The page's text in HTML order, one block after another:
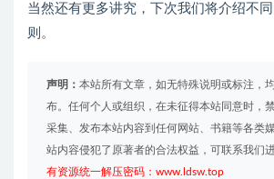
当然还有更多讲究，下次我们将介绍不
则。
声明： 本站所有文章，如无特殊说明或标注，
布。任何个人或组织，在未征得本站同意时，
采集、发布本站内容到任何网站、书籍等各类
站内容侵犯了原著者的合法权益，可联系我们进
有资源统一解压密码：www.ldsw.top